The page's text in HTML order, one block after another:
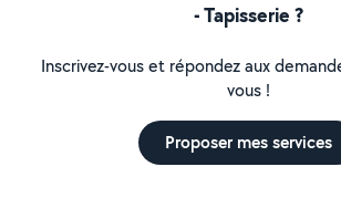
- Tapisserie ?
Inscrivez-vous et répondez aux
vous !
Proposer mes services